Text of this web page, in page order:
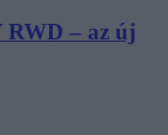
RWD – az új